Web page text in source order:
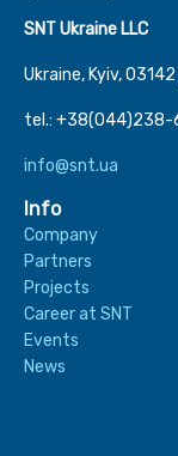
SNT Ukraine LLC
Ukraine, Kyiv,
tel.:
info@snt.ua
Info
Company
Partners
Projects
Career at SNT
Events
News